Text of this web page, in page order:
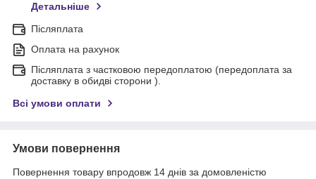
Детальніше
Післяплата
Оплата на рахунок
Післяплата з частковою передоплатою (передоплата за
доставку в обидві сторони ).
Всі умови оплати
Умови повернення
Повернення товару впродовж 14 днів за домовленістю